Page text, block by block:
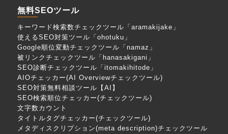
無料SEOツール
キーワード検索数チェックツール「aramakijake」
使えるSEO対策ツール「ohotuku」
Google順位変動チェックツール「namaz」
被リンクチェックツール「hanasakigani」
SEO診断チェックツール「itomakihitode」
AIOチェッカー(AI Overviewチェックツール)
SEO対策無料相談ツール【AI】
SEO検索順位チェッカー(チェックツール)
文字数カウント
タイトルタグチェッカー(チェックツール)
メタディスクリプション(meta description)チェックツール